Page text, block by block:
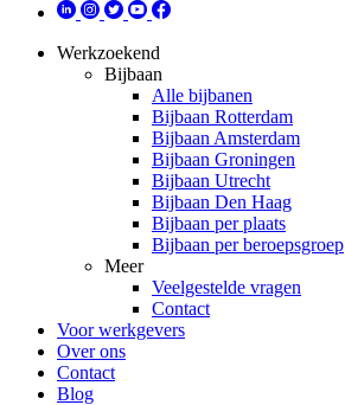
Werkzoekend
Bijbaan
Alle bijbanen
Bijbaan Rotterdam
Bijbaan Amsterdam
Bijbaan Groningen
Bijbaan Utrecht
Bijbaan Den Haag
Bijbaan per plaats
Bijbaan per beroepsgroep
Meer
Veelgestelde vragen
Contact
Voor werkgevers
Over ons
Contact
Blog